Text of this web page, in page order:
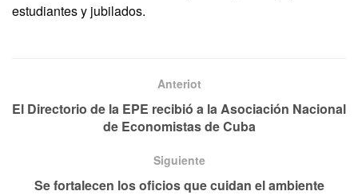
estudiantes y jubilados.
Anteriot
El Directorio de la EPE recibió a la Asociación Nacional
de Economistas de Cuba
Siguiente
Se fortalecen los oficios que cuidan el ambiente